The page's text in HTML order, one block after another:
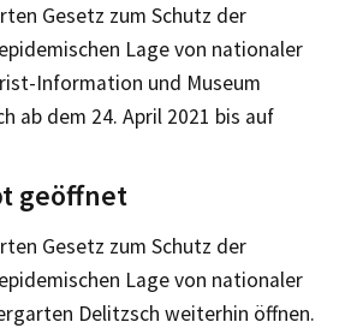
Gesetz zum Schutz der
Lage von nationaler
Information und Museum
ab dem 24. April 2021 bis auf
geöffnet
Gesetz zum Schutz der
Lage von nationaler
Delitzsch weiterhin öffnen.